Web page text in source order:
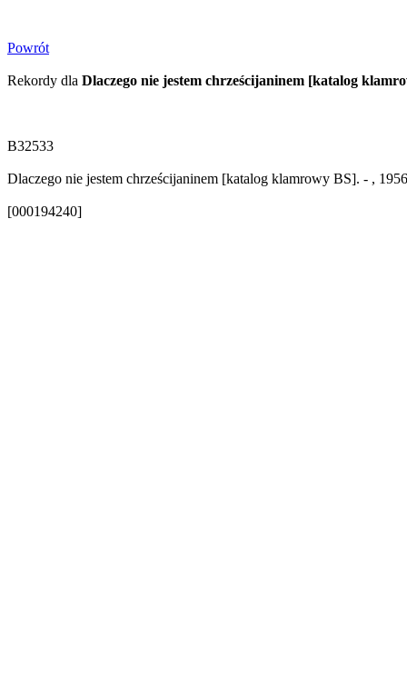
Powrót
Rekordy dla Dlaczego nie jestem chrześcijaninem [katalog
B32533
Dlaczego nie jestem chrześcijaninem [katalog klamrowy BS]. - , 1956
[000194240]